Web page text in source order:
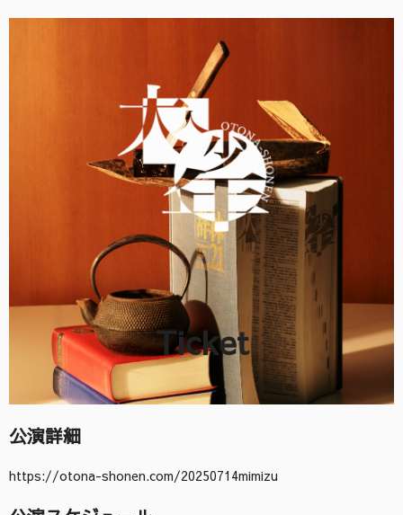
Ticket
公演詳細
https://otona-shonen.com/20250714mimizu